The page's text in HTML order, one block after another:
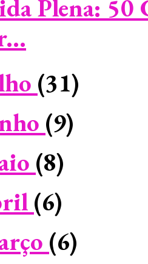
Plena: 50
(31)
(9)
(8)
(6)
(6)